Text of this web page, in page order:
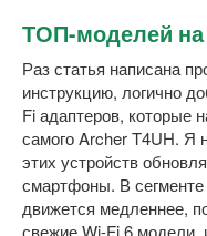
ТОП-моделей на
Раз статья написана
инструкцию, логично
Fi адаптеров, которые
самого Archer T4UH. Я
этих устройств
смартфоны. В
движется медленнее,
свежие Wi-Fi 6